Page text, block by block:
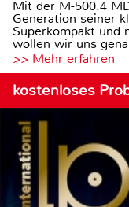
Mit der M-500.4
Generation seiner
Superkompakt und
wollen wir uns
>> Mehr erfahren
kostenloses